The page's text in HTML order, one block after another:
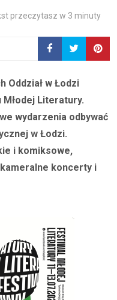
przeczytasz w 3 minuty
Oddział w Łodzi
Młodej Literatury.
wydarzenia odbywać
w Łodzi.
i komiksowe,
koncerty i